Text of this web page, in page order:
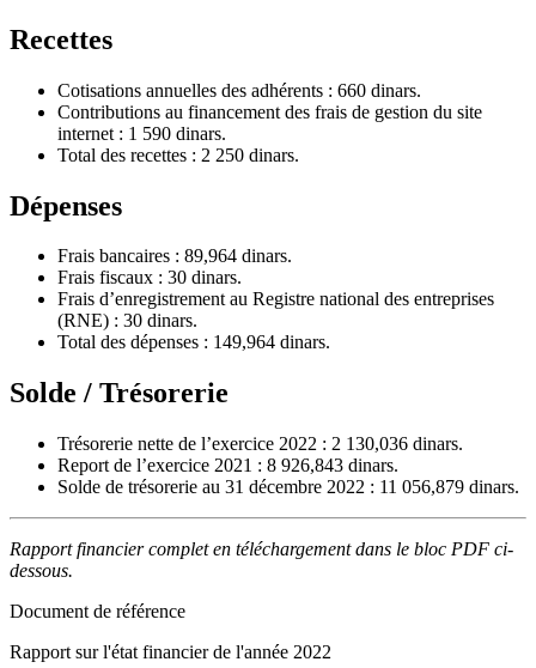
Recettes
Cotisations annuelles des adhérents : 660 dinars.
Contributions au financement des frais de gestion du site
internet : 1 590 dinars.
Total des recettes : 2 250 dinars.
Dépenses
Frais bancaires : 89,964 dinars.
Frais fiscaux : 30 dinars.
Frais d’enregistrement au Registre national des entreprises
(RNE) : 30 dinars.
Total des dépenses : 149,964 dinars.
Solde / Trésorerie
Trésorerie nette de l’exercice 2022 : 2 130,036 dinars.
Report de l’exercice 2021 : 8 926,843 dinars.
Solde de trésorerie au 31 décembre 2022 : 11 056,879 dinars.
Rapport financier complet en téléchargement dans le bloc PDF ci-
dessous.
Document de référence
Rapport sur l'état financier de l'année 2022